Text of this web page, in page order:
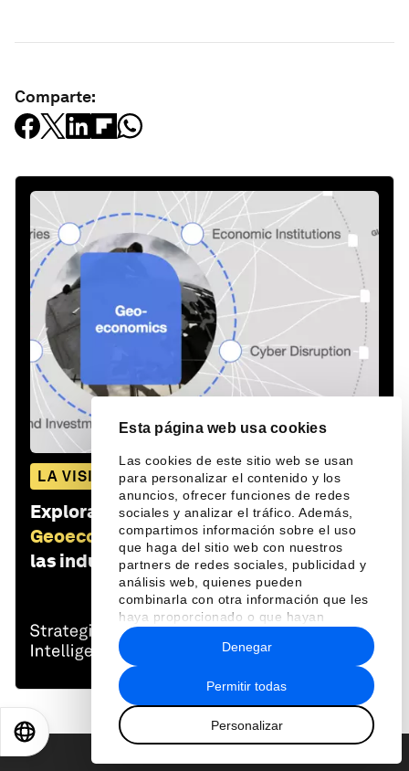
Esta página web usa cookies
Las cookies de este sitio web se usan
para personalizar el contenido y los
anuncios, ofrecer funciones de redes
sociales y analizar el tráfico. Además,
compartimos información sobre el uso
que haga del sitio web con nuestros
partners de redes sociales, publicidad y
análisis web, quienes pueden
combinarla con otra información que les
haya proporcionado o que hayan
recopilado a partir del uso que haya
hecho de sus servicios.
Permitir todas
Personalizar
Denegar
Comparte:
LA VISIÓN GLOBAL
Explora y monitorea cómo
Geoeconomíaafecta a las economías,
las industrias y los problemas globales
EN